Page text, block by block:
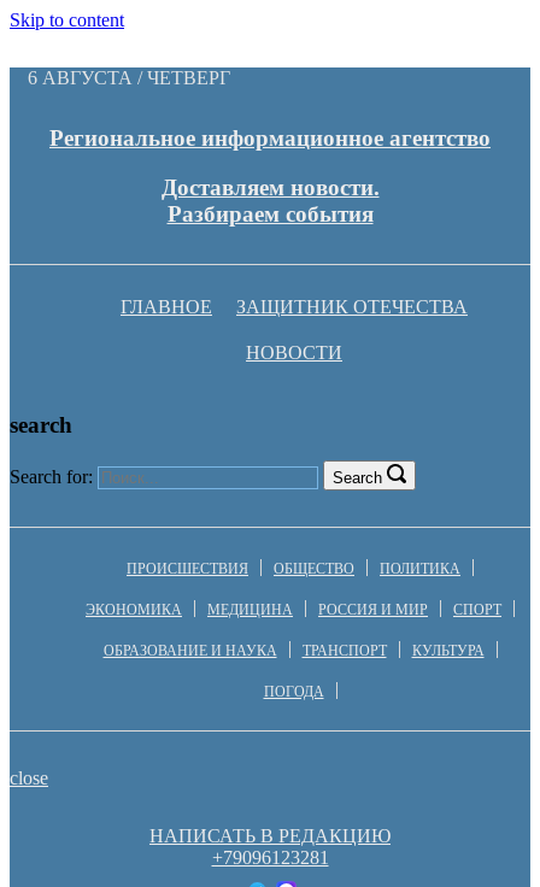
Skip to content
6 АВГУСТА / ЧЕТВЕРГ
Региональное информационное агентство
Доставляем новости.
Разбираем события
ГЛАВНОЕ ЗАЩИТНИК ОТЕЧЕСТВА
НОВОСТИ
search
Search for: Search
ПРОИСШЕСТВИЯ ОБЩЕСТВО ПОЛИТИКА
ЭКОНОМИКА МЕДИЦИНА РОССИЯ И МИР СПОРТ
ОБРАЗОВАНИЕ И НАУКА ТРАНСПОРТ КУЛЬТУРА
ПОГОДА
close
НАПИСАТЬ В РЕДАКЦИЮ
+79096123281